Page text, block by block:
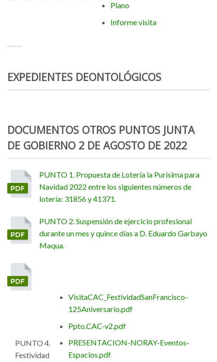
Plano
Informe visita
EXPEDIENTES DEONTOLÓGICOS
DOCUMENTOS OTROS PUNTOS JUNTA
DE GOBIERNO 2 DE AGOSTO DE 2022
PUNTO 1. Propuesta de Lotería la Purísima para
Navidad 2022 entre los siguientes números de
lotería: 31856 y 41371.
PUNTO 2. Suspensión de ejercicio profesional
durante un mes y quince días a D. Eduardo Garbayo
Maqua.
PUNTO 4.
Festividad
VisitaCAC_FestividadSanFrancisco-
125Aniversario.pdf
Ppto.CAC-v2.pdf
PRESENTACION-NORAY-Eventos-
Espacios.pdf